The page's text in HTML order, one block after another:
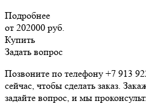
Подробнее
от 202000 руб.
Купить
Задать вопрос
Позвоните по телефону +7 913
сейчас, чтобы сделать заказ.
задайте вопрос, и мы